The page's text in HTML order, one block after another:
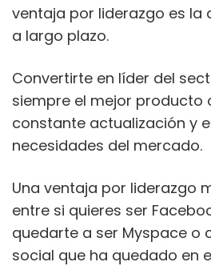
ventaja por liderazgo es la
a largo plazo.
Convertirte en líder del
siempre el mejor producto
constante actualización y
necesidades del mercado.
Una ventaja por liderazgo
entre si quieres ser
quedarte a ser Myspace o
social que ha quedado en